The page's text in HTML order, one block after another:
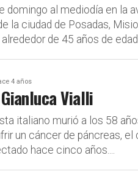
domingo al mediodía en la
la ciudad de Posadas,
de 45 años de edad
4 años
Vialli
italiano murió a los 58
un cáncer de páncreas, el
hace cinco años....